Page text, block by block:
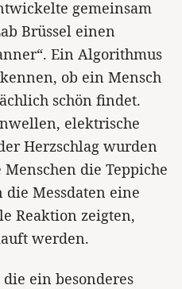
gemeinsam
Brüssel einen
Ein Algorithmus
ob ein Mensch
schön findet.
elektrische
Herzschlag wurden
die Teppiche
Messdaten eine
Reaktion zeigten,
werden.
ein besonderes